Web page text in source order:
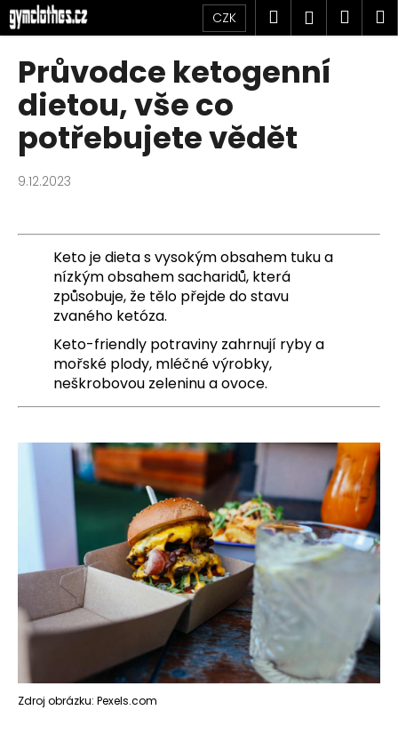
Přejít
na
obsah
CZK Hledat
Průvodce ketogenní
dietou, vše co
potřebujete vědět
9.12.2023
Keto je dieta s vysokým obsahem tuku a
nízkým obsahem sacharidů, která
způsobuje, že tělo přejde do stavu
zvaného ketóza.
Keto-friendly potraviny zahrnují ryby a
mořské plody, mléčné výrobky,
neškrobovou zeleninu a ovoce.
Zdroj obrázku: Pexels.com
K
o
C
o
p
o
t
e
j
HLEDAT
D
o